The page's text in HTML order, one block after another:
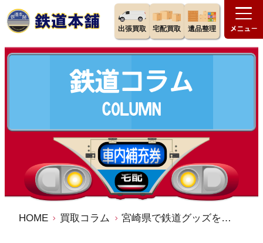
出張買取 宅配買取 遺品整理
HOME 買取コラム 宮崎県で鉄道グッズを売るなら鉄道本舗へお任せください。